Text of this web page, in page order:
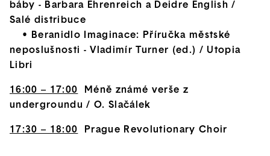
báby - Barbara Ehrenreich a Deidre English /
Salé distribuce
• Beranidlo Imaginace: Příručka městské
neposlušnosti - Vladimír Turner (ed.) / Utopia
Libri
16:00 – 17:00 Méně známé verše z
undergroundu / O. Slačálek
17:30 – 18:00 Prague Revolutionary Choir